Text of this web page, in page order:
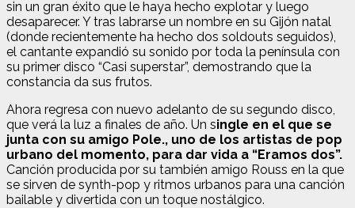
sin un gran éxito que le haya hecho explotar y luego
desaparecer. Y tras labrarse un nombre en su Gijón natal
(donde recientemente ha hecho dos soldouts seguidos),
el cantante expandió su sonido por toda la península con
su primer disco “Casi superstar”, demostrando que la
constancia da sus frutos.
Ahora regresa con nuevo adelanto de su segundo disco,
que verá la luz a finales de año. Un single en el que se
junta con su amigo Pole., uno de los artistas de pop
urbano del momento, para dar vida a “Eramos dos”.
Canción producida por su también amigo Rouss en la que
se sirven de synth-pop y ritmos urbanos para una canción
bailable y divertida con un toque nostálgico.